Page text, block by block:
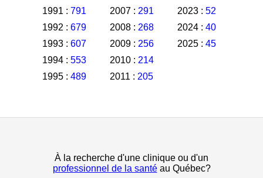
1991 : 791
1992 : 679
1993 : 607
1994 : 553
1995 : 489
2007 : 291
2008 : 268
2009 : 256
2010 : 214
2011 : 205
2023 : 52
2024 : 40
2025 : 45
À la recherche d'une clinique ou d'un
professionnel de la santéau Québec?